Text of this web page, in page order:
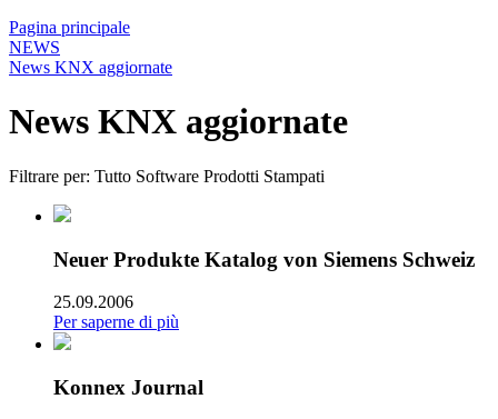
Pagina principale
NEWS
News KNX aggiornate
News KNX aggiornate
Filtrare per: Tutto Software Prodotti Stampati
Neuer Produkte Katalog von Siemens Schweiz
25.09.2006
Per saperne di più
Konnex Journal